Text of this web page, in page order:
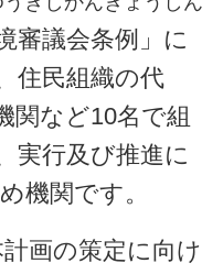
審議会条例」に
住民組織の代
関など10名で組
実行及び推進に
機関です。
画の策定に向け